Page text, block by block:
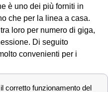
è uno dei più forniti in
che per la linea a casa.
loro per numero di giga,
Di seguito
convenienti per i
Prezzo